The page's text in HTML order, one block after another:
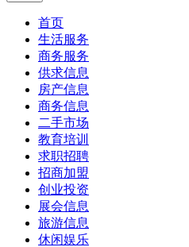
首页
生活服务
商务服务
供求信息
房产信息
商务信息
二手市场
教育培训
求职招聘
招商加盟
创业投资
展会信息
旅游信息
休闲娱乐